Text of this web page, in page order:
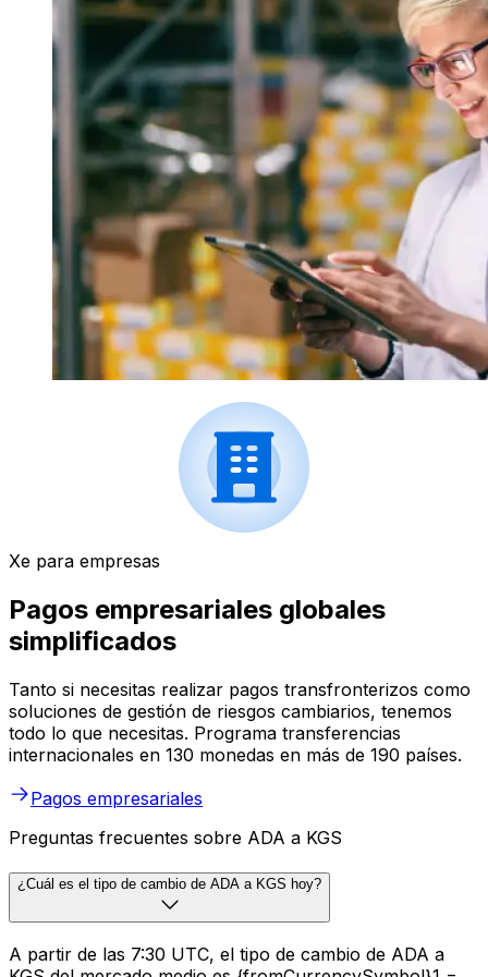
Xe para empresas
Pagos empresariales globales
simplificados
Tanto si necesitas realizar pagos transfronterizos como
soluciones de gestión de riesgos cambiarios, tenemos
todo lo que necesitas. Programa transferencias
internacionales en 130 monedas en más de 190 países.
Pagos empresariales
Preguntas frecuentes sobre ADA a KGS
¿Cuál es el tipo de cambio de ADA a KGS hoy?
A partir de las 7:30 UTC, el tipo de cambio de ADA a